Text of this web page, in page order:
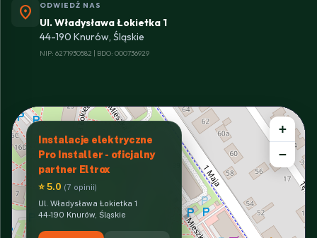
location_on ODWIEDŹ NAS
Ul. Władysława Łokietka 1
44-190 Knurów, Śląskie
NIP: 6271930582 | BDO: 000736929
Instalacje elektryczne
Pro Installer - oficjalny
partner Eltrox
⭐ 5.0 (7 opinii)
Ul. Władysława Łokietka 1
44-190 Knurów, Śląskie
+
−